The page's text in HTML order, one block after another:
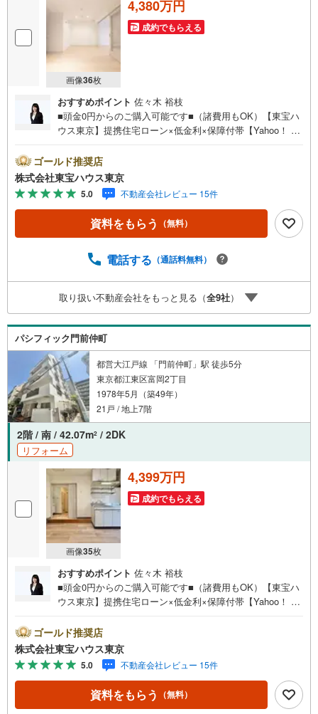
画像36枚
4,380万円
成約でもらえる
おすすめポイント 佐々木 裕枝
■頭金0円からのご購入可能です■（諸費用もOK）【東宝ハ
ウス東京】提携住宅ローン×低金利×保障付帯【Yahoo！ 不
ayボーナスライトがもらえる「Yahoo！ 不動産 物件ご成約
キャンペーン」の対象になります。「資料をもらう」「見
学予約をする」ボタンからお問い合わせください。※必ずY
ahoo！ JAPAN IDでログインしてください。※PayPayボー
ナスライトは出金と譲渡はできません。ご案内・詳細な資
料のご請求はお気軽にどうぞ♪お電話でのお問い合わせも
ゴールド推奨店
株式会社東宝ハウス東京
5.0 不動産会社レビュー 15件
資料をもらう （無料）
電話する （通話料無料）
取り扱い不動産会社をもっと見る（全9社）
パシフィック門前仲町
都営大江戸線 「門前仲町」駅 徒歩5分
東京都江東区富岡2丁目
1978年5月（築49年）
21戸 / 地上7階
2階 / 南 / 42.07m2 / 2DK
リフォーム
画像35枚
4,399万円
成約でもらえる
おすすめポイント 佐々木 裕枝
■頭金0円からのご購入可能です■（諸費用もOK）【東宝ハ
ウス東京】提携住宅ローン×低金利×保障付帯【Yahoo！ 不
ayボーナスライトがもらえる「Yahoo！ 不動産 物件ご成約
キャンペーン」の対象になります。「資料をもらう」「見
学予約をする」ボタンからお問い合わせください。※必ずY
ahoo！ JAPAN IDでログインしてください。※PayPayボー
ナスライトは出金と譲渡はできません。ご案内・詳細な資
料のご請求はお気軽にどうぞ♪お電話でのお問い合わせも
ゴールド推奨店
株式会社東宝ハウス東京
5.0 不動産会社レビュー 15件
資料をもらう （無料）